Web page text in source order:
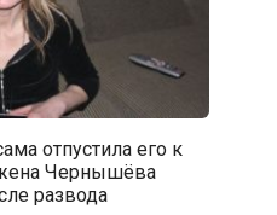
отпустила его к
Чернышёва
развода